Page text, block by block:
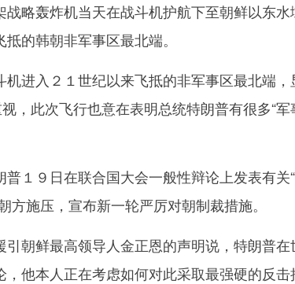
略轰炸机当天在战斗机护航下至朝鲜以东水
的韩朝非军事区最北端。
进入２１世纪以来飞抵的非军事区最北端，
，此次飞行也意在表明总统特朗普有很多“军
１９日在联合国大会一般性辩论上发表有关
施压，宣布新一轮严厉对朝制裁措施。
朝鲜最高领导人金正恩的声明说，特朗普在
他本人正在考虑如何对此采取最强硬的反击